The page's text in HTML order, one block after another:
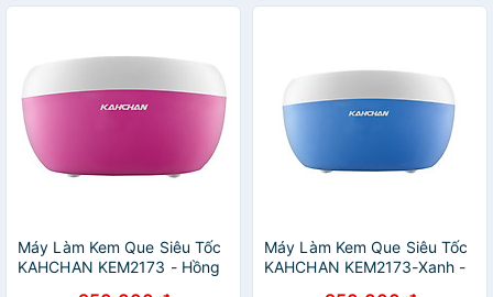
Máy Làm Kem Que Siêu Tốc
KAHCHAN KEM2173 - Hồng
Máy Làm Kem Que Siêu Tốc
KAHCHAN KEM2173-Xanh -